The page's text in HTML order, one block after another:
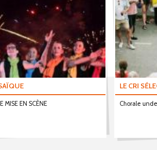
MISE EN SCÈNE
LE CRI
Chorale